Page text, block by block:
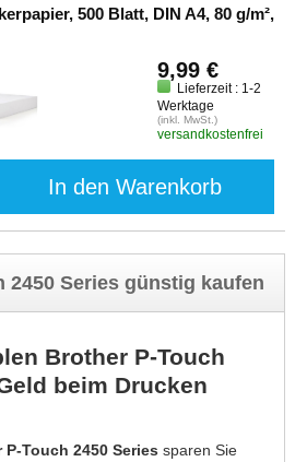
500 Blatt, DIN A4, 80 g/m²,
9,99 €
Lieferzeit : 1-2
Werktage
(inkl. MwSt.)
versandkostenfrei
In den Warenkorb
2450 Series günstig kaufen
Brother P-Touch
beim Drucken
P-Touch 2450 Series sparen Sie